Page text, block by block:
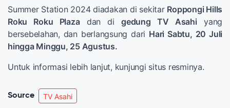
Summer Station 2024 diadakan di sekitar Roppongi Hills
Roku Roku Plazadan digedung TV Asahi yang
bersebelahan, dan berlangsung dari Hari Sabtu, 20 Juli
hingga Minggu, 25 Agustus.
Untuk informasi lebih lanjut, kunjungi situs resminya.
Source TV Asahi